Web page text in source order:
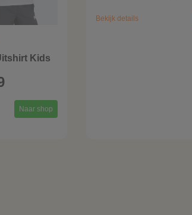
Kids
Naar shop
Bekijk details